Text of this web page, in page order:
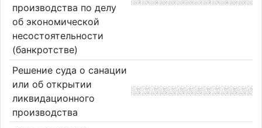
производства по делу
об экономической
несостоятельности
(банкротстве)
Решение суда о санации
или об открытии
ликвидационного
производства